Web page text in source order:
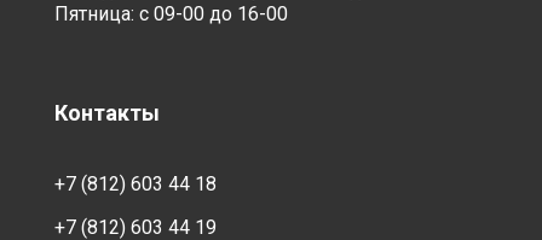
Пятница: с 09-00 до 16-00
Контакты
+7 (812) 603 44 18
+7 (812) 603 44 19